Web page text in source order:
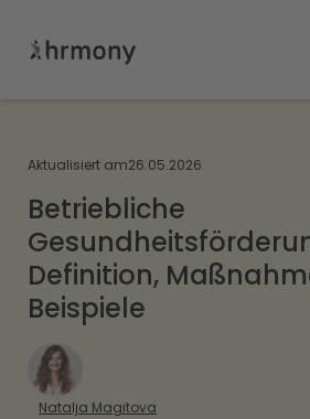
Aktualisiert am26.05.2026
Betriebliche
Definition,
Beispiele
Natalja Magitova